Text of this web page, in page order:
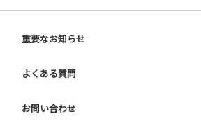
重要なお知らせ
よくある質問
お問い合わせ